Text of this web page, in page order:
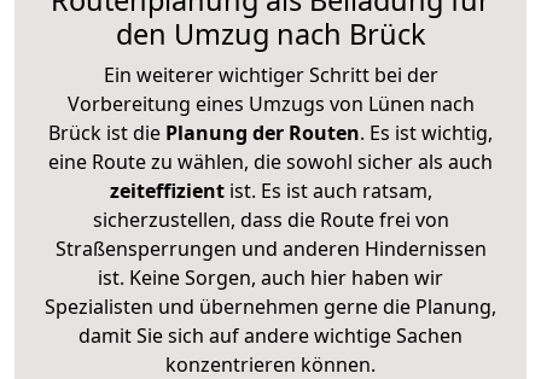
den Umzug nach Brück
Ein weiterer wichtiger Schritt bei der
Vorbereitung eines Umzugs von Lünen nach
Brück ist die Planung der Routen. Es ist wichtig,
eine Route zu wählen, die sowohl sicher als auch
zeiteffizientist. Es ist auch ratsam,
sicherzustellen, dass die Route frei von
Straßensperrungen und anderen Hindernissen
ist. Keine Sorgen, auch hier haben wir
Spezialisten und übernehmen gerne die Planung,
damit Sie sich auf andere wichtige Sachen
konzentrieren können.